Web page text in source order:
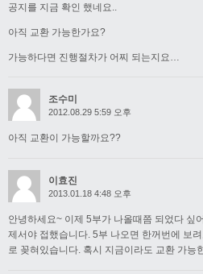
공지를 지금 확인 했네요..
아직 교환 가능한가요?
가능하다면 진행절차가 어찌 되는지요…
조수미
2012.08.29 5:59 오후
아직 교환이 가능할까요??
이효진
2013.01.18 4:48 오후
안녕하세요~ 이제 5부가 나올때쯤 되었다 싶
제서야 접했습니다. 5부 나오면 한꺼번에 보
로 꽂혀있습니다. 혹시 지금이라도 교환 가능